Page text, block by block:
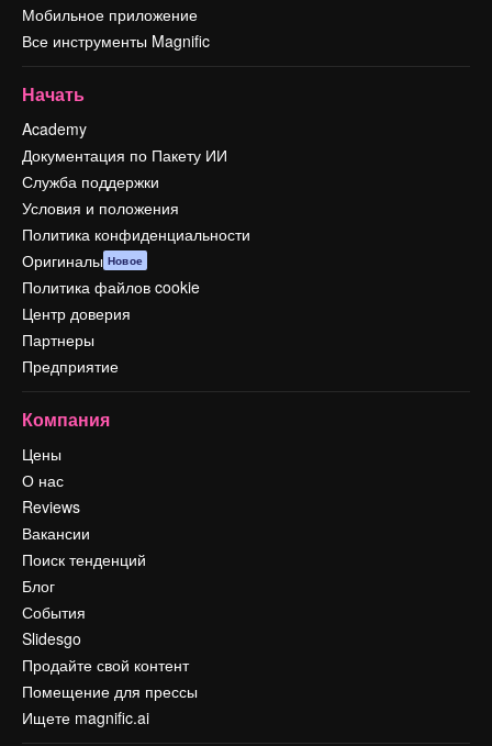
Мобильное приложение
Все инструменты Magnific
Начать
Academy
Документация по Пакету ИИ
Служба поддержки
Условия и положения
Политика конфиденциальности
Оригиналы Новое
Политика файлов cookie
Центр доверия
Партнеры
Предприятие
Компания
Цены
О нас
Reviews
Вакансии
Поиск тенденций
Блог
События
Slidesgo
Продайте свой контент
Помещение для прессы
Ищете magnific.ai